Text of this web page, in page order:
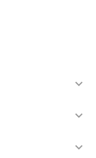


